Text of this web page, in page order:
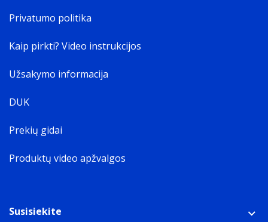
Privatumo politika
Kaip pirkti? Video instrukcijos
Užsakymo informacija
DUK
Prekių gidai
Produktų video apžvalgos
Susisiekite